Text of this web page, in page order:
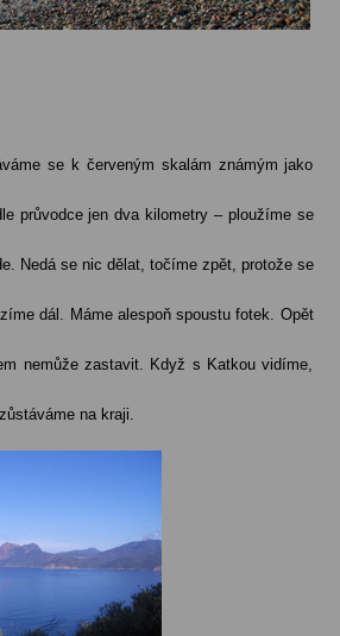
se k červeným skalám známým jako
průvodce jen dva kilometry – ploužíme se
Nedá se nic dělat, točíme zpět, protože se
dál. Máme alespoň spoustu fotek. Opět
nemůže zastavit. Když s Katkou vidíme,
na kraji.